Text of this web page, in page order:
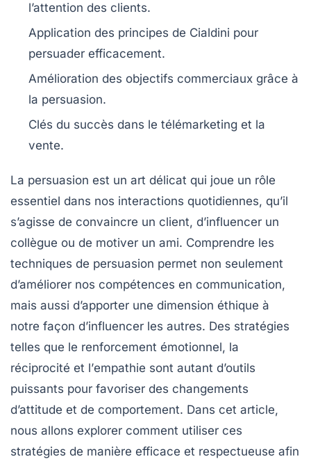
l’attention des clients.
Application des principes de Cialdini pour
persuader efficacement.
Amélioration des objectifs commerciaux grâce à
la persuasion.
Clés du succès dans le télémarketing et la
vente.
La persuasion est un art délicat qui joue un rôle
essentiel dans nos interactions quotidiennes, qu’il
s’agisse de convaincre un client, d’influencer un
collègue ou de motiver un ami. Comprendre les
techniques de persuasion permet non seulement
d’améliorer nos compétences en communication,
mais aussi d’apporter une dimension éthique à
notre façon d’influencer les autres. Des stratégies
telles que le renforcement émotionnel, la
réciprocité et l’empathie sont autant d’outils
puissants pour favoriser des changements
d’attitude et de comportement. Dans cet article,
nous allons explorer comment utiliser ces
stratégies de manière efficace et respectueuse afin